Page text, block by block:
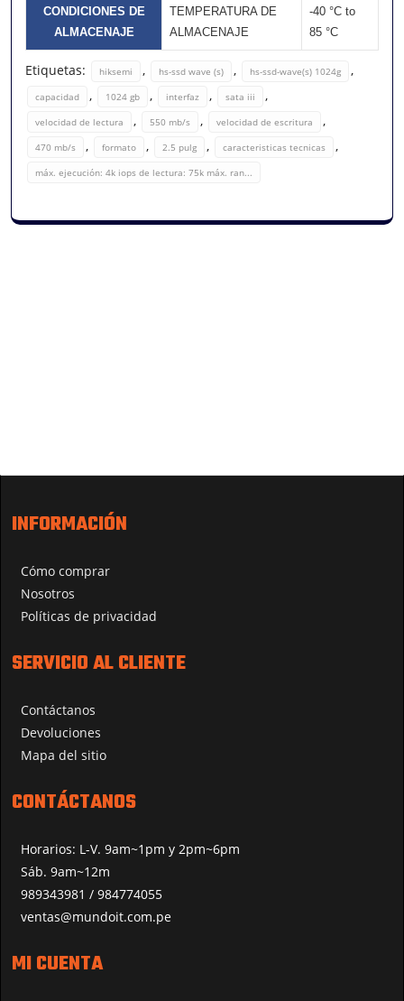
CONDICIONES DE
ALMACENAJE
TEMPERATURA DE
ALMACENAJE
-40 °C to
85 °C
Etiquetas: hiksemi , hs-ssd wave (s) , hs-ssd-wave(s) 1024g ,
capacidad , 1024 gb , interfaz , sata iii ,
velocidad de lectura , 550 mb/s , velocidad de escritura ,
470 mb/s , formato , 2.5 pulg , caracteristicas tecnicas ,
máx. ejecución: 4k iops de lectura: 75k máx. ran...
INFORMACIÓN
Cómo comprar
Nosotros
Políticas de privacidad
SERVICIO AL CLIENTE
Contáctanos
Devoluciones
Mapa del sitio
CONTÁCTANOS
Horarios: L-V. 9am~1pm y 2pm~6pm
Sáb. 9am~12m
989343981 / 984774055
ventas@mundoit.com.pe
MI CUENTA